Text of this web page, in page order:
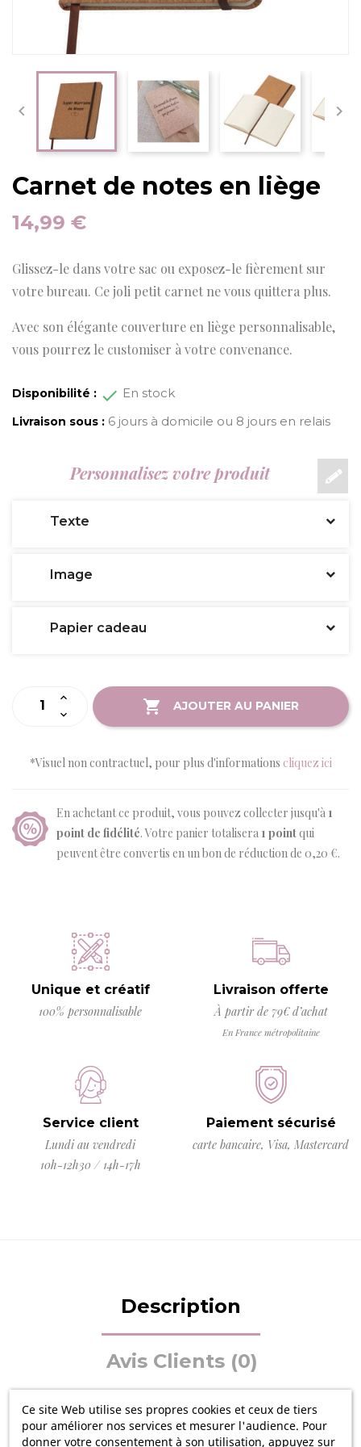
Ce site Web utilise ses propres cookies et ceux de tiers
pour améliorer nos services et mesurer l'audience. Pour
donner votre consentement à son utilisation, appuyez sur
 
Carnet de notes en liège
14,99 €
Glissez-le dans votre sac ou exposez-le fièrement sur
votre bureau. Ce joli petit carnet ne vous quittera plus.
Avec son élégante couverture en liège personnalisable,
vous pourrez le customiser à votre convenance.
Disponibilité : En stock
Livraison sous : 6 jours à domicile ou 8 jours en relais
Personnalisez votre produit
Texte
Image
Papier cadeau
AJOUTER AU PANIER
*Visuel non contractuel, pour plus d'informations cliquez ici
En achetant ce produit, vous pouvez collecter jusqu'à 1
point de fidélité. Votre panier totalisera 1 pointqui
peuvent être convertis en un bon de réduction de 0,20 €.
Unique et créatif
100% personnalisable
Livraison offerte
À partir de 79€ d’achat
En France métropolitaine
Service client
Lundi au vendredi
10h-12h30 / 14h-17h
Paiement sécurisé
carte bancaire, Visa, Mastercard
Description
Avis Clients (0)
Glissez-le dans votre sac ou exposez-le fièrement sur